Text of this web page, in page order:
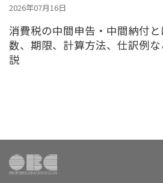
2026年07月16日
消費税の中間申告・中間納付
数、期限、計算方法、仕訳例
説